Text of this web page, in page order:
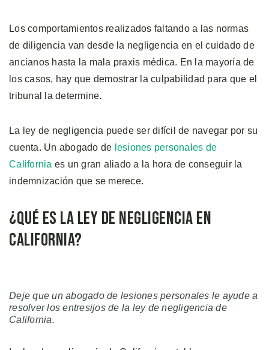
Los comportamientos realizados faltando a las normas
de diligencia van desde la negligencia en el cuidado de
ancianos hasta la mala praxis médica. En la mayoría de
los casos, hay que demostrar la culpabilidad para que el
tribunal la determine.
La ley de negligencia puede ser difícil de navegar por su
cuenta. Un abogado de lesiones personales de
California es un gran aliado a la hora de conseguir la
indemnización que se merece.
¿Qué es la Ley de Negligencia en
California?
Deje que un abogado de lesiones personales le ayude a
resolver los entresijos de la ley de negligencia de
California.